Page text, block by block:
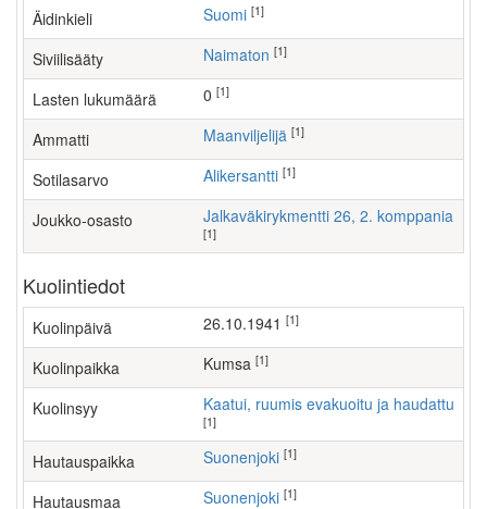
Äidinkieli Suomi [1]
Siviilisääty Naimaton [1]
Lasten lukumäärä [1]
Ammatti maanviljelijä [1]
Sotilasarvo Alikersantti [1]
Joukko-osasto Jalkaväkirykmentti 26, 2. komppania
[1]
Kuolintiedot
Kuolinpäivä 26.10.1941 [1]
Kuolinpaikka Kumsa [1]
Kuolinsyy Kaatui, ruumis evakuoitu ja haudattu
[1]
Hautauspaikka Suonenjoki [1]
Hautausmaa Suonenjoki [1]